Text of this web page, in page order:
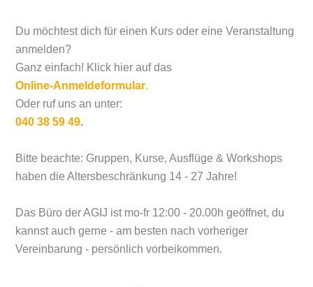
Du möchtest dich für einen Kurs oder eine Veranstaltung
anmelden?
Ganz einfach! Klick hier auf das
Online-Anmeldeformular.
Oder ruf uns an unter:
040 38 59 49.
Bitte beachte: Gruppen, Kurse, Ausflüge & Workshops
haben die Altersbeschränkung 14 - 27 Jahre!
Das Büro der AGIJ ist mo-fr 12:00 - 20.00h geöffnet, du
kannst auch gerne - am besten nach vorheriger
Vereinbarung - persönlich vorbeikommen.